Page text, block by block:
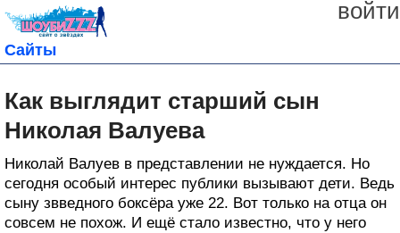
войти
Сайты
Как выглядит старший сын
Николая Валуева
Николай Валуев в представлении не нуждается. Но
сегодня особый интерес публики вызывают дети. Ведь
сыну звведного боксёра уже 22. Вот только на отца он
совсем не похож. И ещё стало известно, что у него